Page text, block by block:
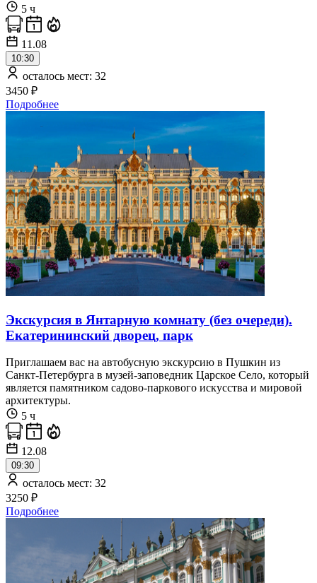
5 ч
11.08
10:30
осталось мест: 32
3450 ₽
Подробнее
Экскурсия в Янтарную комнату (без очереди).
Екатерининский дворец, парк
Приглашаем вас на автобусную экскурсию в Пушкин из
Санкт-Петербурга в музей-заповедник Царское Село, который
является памятником садово-паркового искусства и мировой
архитектуры.
5 ч
12.08
09:30
осталось мест: 32
3250 ₽
Подробнее